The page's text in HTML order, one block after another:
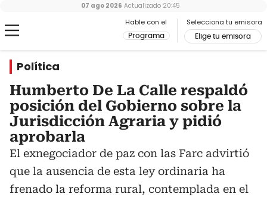
Hable con el
Programa
Selecciona tu emisora
Elige tu emisora
07 ago 2026 Actualizado 20:45
Política
Humberto De La Calle respaldó
posición del Gobierno sobre la
Jurisdicción Agraria y pidió
aprobarla
El exnegociador de paz con las Farc advirtió
que la ausencia de esta ley ordinaria ha
frenado la reforma rural, contemplada en el